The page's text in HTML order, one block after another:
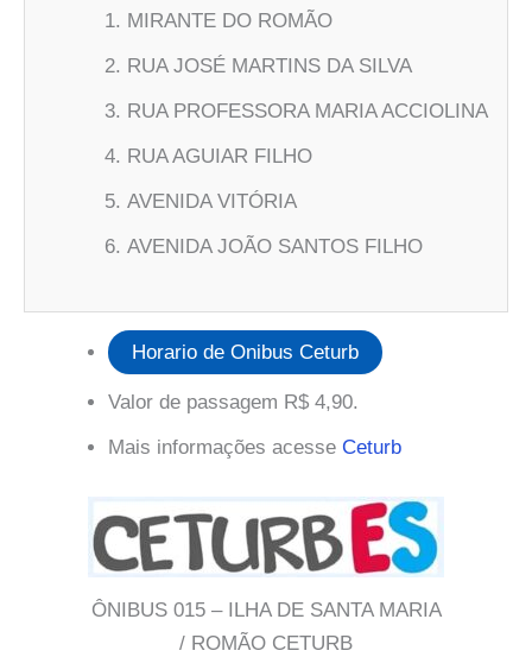
MIRANTE DO ROMÃO
RUA JOSÉ MARTINS DA SILVA
RUA PROFESSORA MARIA ACCIOLINA
RUA AGUIAR FILHO
AVENIDA VITÓRIA
AVENIDA JOÃO SANTOS FILHO
Horario de Onibus Ceturb
Valor de passagem R$ 4,90.
Mais informações acesse Ceturb
ÔNIBUS 015 – ILHA DE SANTA MARIA
/ ROMÃO CETURB